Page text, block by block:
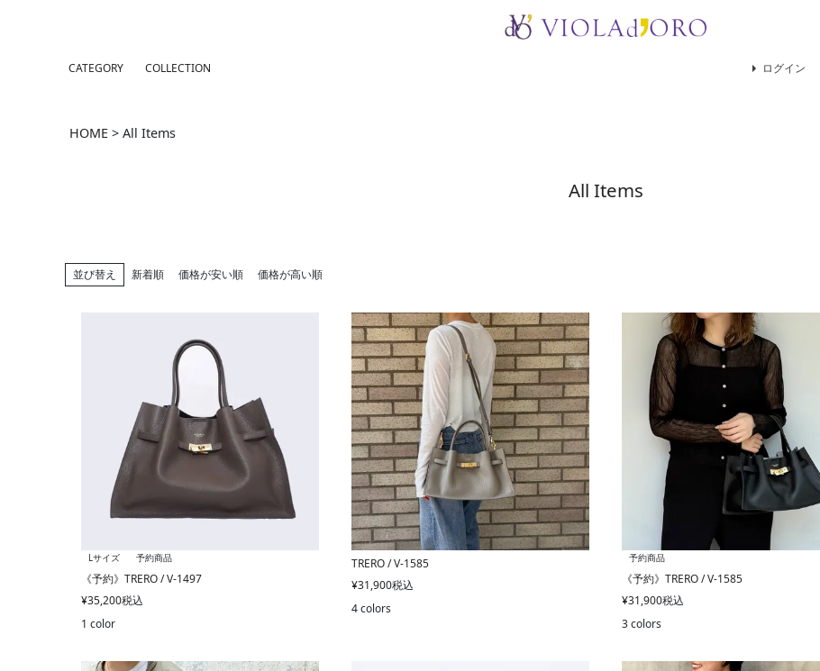
CATEGORY COLLECTION ログイン
HOME All Items
All Items
並び替え 新着順 価格が安い順 価格が高い順
Lサイズ 予約商品
《予約》TRERO / V-1497
¥35,200税込
1 color
TRERO / V-1585
¥31,900税込
4 colors
予約商品
《予約》TRERO / V-1585
¥31,900税込
3 colors